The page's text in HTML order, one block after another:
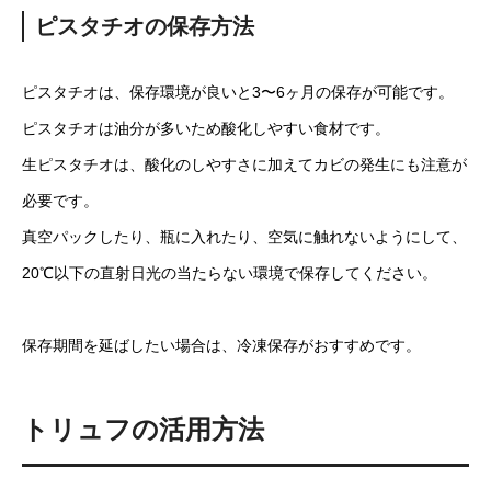
ピスタチオの保存方法
ピスタチオは、保存環境が良いと3〜6ヶ月の保存が可能です。
ピスタチオは油分が多いため酸化しやすい食材です。
生ピスタチオは、酸化のしやすさに加えてカビの発生にも注意が
必要です。
真空パックしたり、瓶に入れたり、空気に触れないようにして、
20℃以下の直射日光の当たらない環境で保存してください。
保存期間を延ばしたい場合は、冷凍保存がおすすめです。
トリュフの活用方法